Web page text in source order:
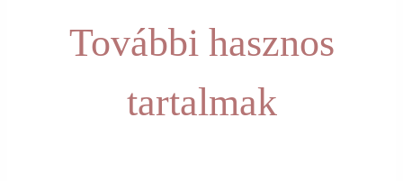
További hasznos
tartalmak